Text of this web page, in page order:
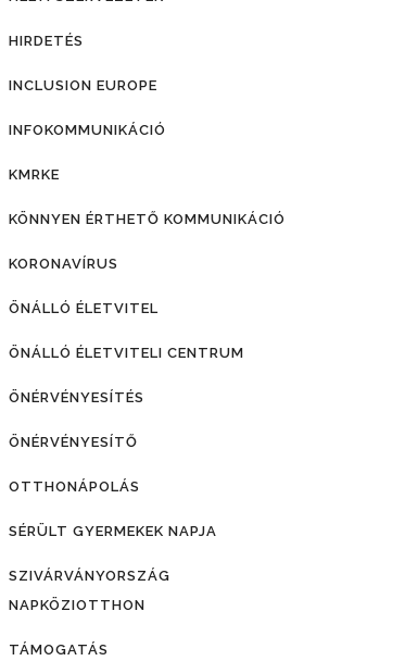
HIRDETÉS
INCLUSION EUROPE
INFOKOMMUNIKÁCIÓ
KMRKE
KÖNNYEN ÉRTHETŐ KOMMUNIKÁCIÓ
KORONAVÍRUS
ÖNÁLLÓ ÉLETVITEL
ÖNÁLLÓ ÉLETVITELI CENTRUM
ÖNÉRVÉNYESÍTÉS
ÖNÉRVÉNYESÍTŐ
OTTHONÁPOLÁS
SÉRÜLT GYERMEKEK NAPJA
SZIVÁRVÁNYORSZÁG
NAPKÖZIOTTHON
TÁMOGATÁS